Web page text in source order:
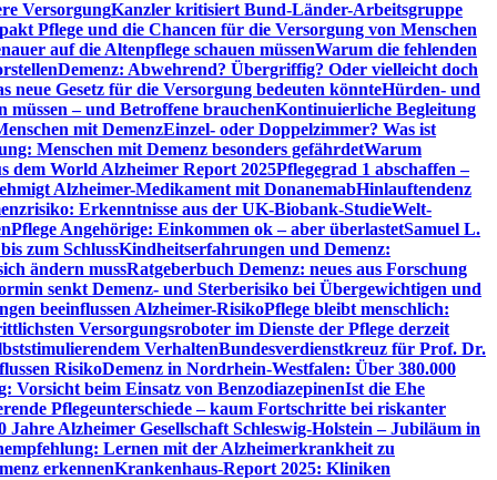
VersorgungKanzler kritisiert Bund-Länder-Arbeitsgruppe
Pflege und die Chancen für die Versorgung von Menschen
auf die Altenpflege schauen müssenWarum die fehlenden
Demenz: Abwehrend? Übergriffig? Oder vielleicht doch
neue Gesetz für die Versorgung bedeuten könnteHürden- und
– und Betroffene brauchenKontinuierliche Begleitung
mit DemenzEinzel- oder Doppelzimmer? Was ist
Menschen mit Demenz besonders gefährdetWarum
dem World Alzheimer Report 2025Pflegegrad 1 abschaffen –
Alzheimer-Medikament mit DonanemabHinlauftendenz
Erkenntnisse aus der UK-Biobank-StudieWelt-
Pflege Angehörige: Einkommen ok – aber überlastetSamuel L.
zum SchlussKindheitserfahrungen und Demenz:
ändern mussRatgeberbuch Demenz: neues aus Forschung
senkt Demenz- und Sterberisiko bei Übergewichtigen und
beeinflussen Alzheimer-RisikoPflege bleibt menschlich:
Versorgungsroboter im Dienste der Pflege derzeit
VerhaltenBundesverdienstkreuz für Prof. Dr.
RisikoDemenz in Nordrhein-Westfalen: Über 380.000
Vorsicht beim Einsatz von BenzodiazepinenIst die Ehe
Pflegeunterschiede – kaum Fortschritte bei riskanter
Jahre Alzheimer Gesellschaft Schleswig-Holstein – Jubiläum in
Lernen mit der Alzheimerkrankheit zu
erkennenKrankenhaus-Report 2025: Kliniken